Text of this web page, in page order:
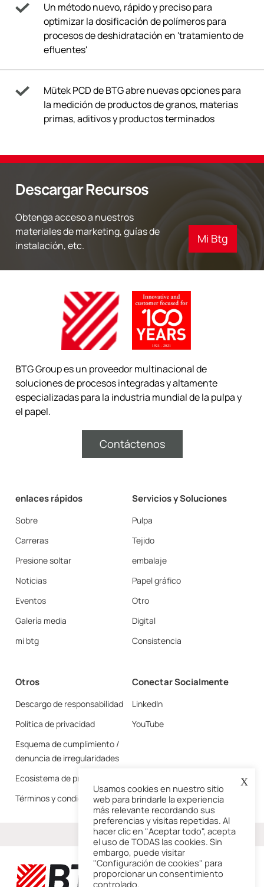
Un método nuevo, rápido y preciso para
optimizar la dosificación de polímeros para
procesos de deshidratación en 'tratamiento de
efluentes'
Mütek PCD de BTG abre nuevas opciones para
la medición de productos de granos, materias
primas, aditivos y productos terminados
Descargar Recursos
Obtenga acceso a nuestros
materiales de marketing, guías de
instalación, etc.
Mi Btg
BTG Group es un proveedor multinacional de
soluciones de procesos integradas y altamente
especializadas para la industria mundial de la pulpa y
el papel.
Contáctenos
enlaces rápidos
Sobre
Carreras
Presione soltar
Noticias
Eventos
Galería media
mi btg
Servicios y Soluciones
Pulpa
Tejido
embalaje
Papel gráfico
Otro
Digital
Consistencia
Otros
Descargo de responsabilidad
Política de privacidad
Esquema de cumplimiento /
denuncia de irregularidades
Ecosistema de proveedores
Términos y condiciones
Conectar Socialmente
LinkedIn
YouTube
Más
X
Usamos cookies en nuestro sitio
web para brindarle la experiencia
más relevante recordando sus
preferencias y visitas repetidas. Al
hacer clic en "Aceptar todo", acepta
el uso de TODAS las cookies. Sin
embargo, puede visitar
"Configuración de cookies" para
proporcionar un consentimiento
controlado.